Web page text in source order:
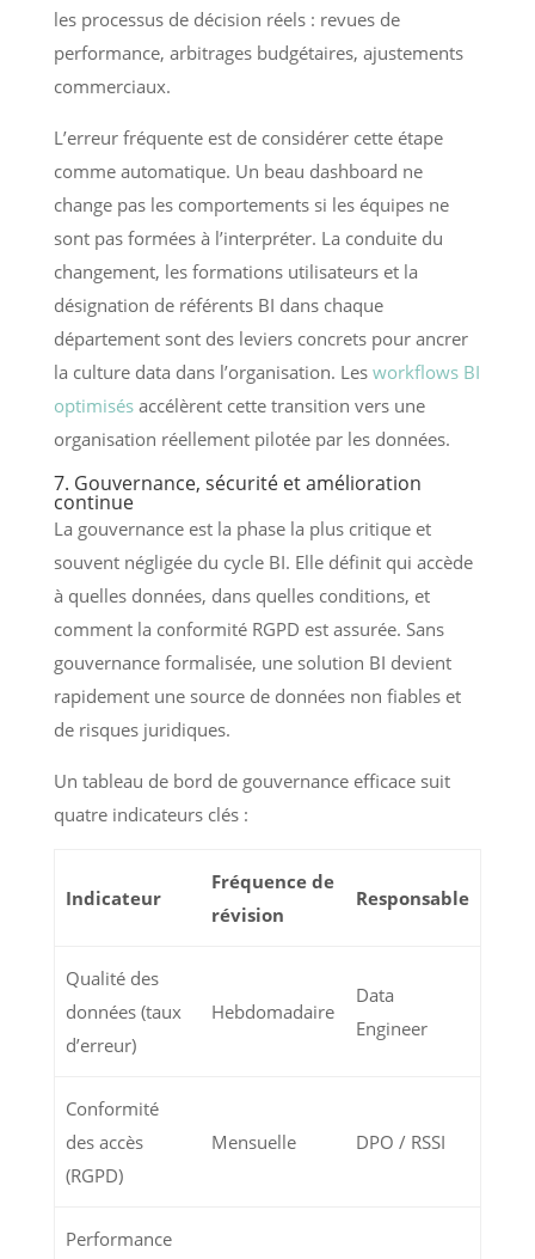
les processus de décision réels : revues de
performance, arbitrages budgétaires, ajustements
commerciaux.
L’erreur fréquente est de considérer cette étape
comme automatique. Un beau dashboard ne
change pas les comportements si les équipes ne
sont pas formées à l’interpréter. La conduite du
changement, les formations utilisateurs et la
désignation de référents BI dans chaque
département sont des leviers concrets pour ancrer
la culture data dans l’organisation. Les workflows BI
optimisésaccélèrent cette transition vers une
organisation réellement pilotée par les données.
7. Gouvernance, sécurité et amélioration
continue
La gouvernance est la phase la plus critique et
souvent négligée du cycle BI. Elle définit qui accède
à quelles données, dans quelles conditions, et
comment la conformité RGPD est assurée. Sans
gouvernance formalisée, une solution BI devient
rapidement une source de données non fiables et
de risques juridiques.
Un tableau de bord de gouvernance efficace suit
quatre indicateurs clés :
Indicateur
Fréquence de
révision
Responsable
Qualité des
données (taux
d’erreur)
Hebdomadaire
Data
Engineer
Conformité
des accès
(RGPD)
Mensuelle DPO / RSSI
Performance